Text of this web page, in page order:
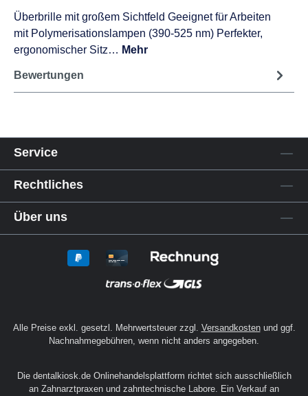
Überbrille mit großem Sichtfeld Geeignet für Arbeiten
mit Polymerisationslampen (390-525 nm) Perfekter,
ergonomischer Sitz… Mehr
Bewertungen
Service
Rechtliches
Über uns
Alle Preise exkl. gesetzl. Mehrwertsteuer zzgl. Versandkostenund ggf.
Nachnahmegebühren, wenn nicht anders angegeben.
Die dentalkiosk.de Onlinehandelsplattform richtet sich ausschließlich
an Zahnarztpraxen und zahntechnische Labore. Ein Verkauf an